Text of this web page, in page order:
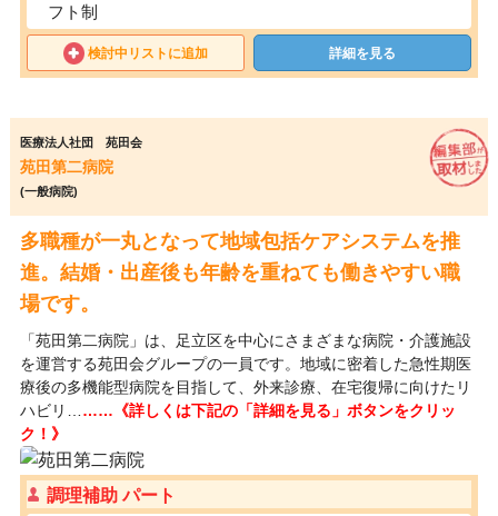
フト制
検討中リストに追加 詳細を見る
医療法人社団 苑田会
苑田第二病院
(一般病院)
多職種が一丸となって地域包括ケアシステムを推
進。結婚・出産後も年齢を重ねても働きやすい職
場です。
「苑田第二病院」は、足立区を中心にさまざまな病院・介護施設
を運営する苑田会グループの一員です。地域に密着した急性期医
療後の多機能型病院を目指して、外来診療、在宅復帰に向けたリ
ハビリ… ……《詳しくは下記の「詳細を見る」ボタンをクリッ
ク！》
調理補助 パート